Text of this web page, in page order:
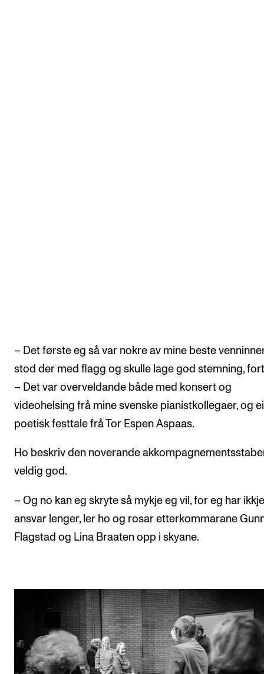
– Det første eg så var nokre av mine beste
stod der med flagg og skulle lage god stemning,
– Det var overveldande både med konsert og
videohelsing frå mine svenske pianistkollegaer, og ei
poetisk festtale frå Tor Espen Aspaas.
Ho beskriv den noverande
veldig god.
– Og no kan eg skryte så mykje eg vil, for eg har
ansvar lenger, ler ho og rosar etterkommarane
Flagstad og Lina Braaten opp i skyane.